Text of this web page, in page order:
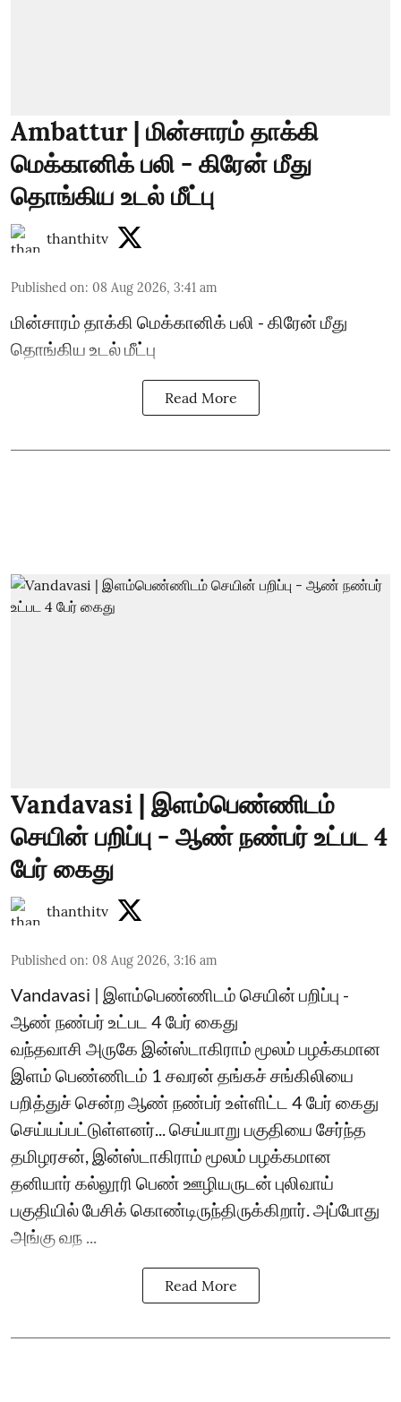
Ambattur | மின்சாரம் தாக்கி
மெக்கானிக் பலி - கிரேன் மீது
தொங்கிய உடல் மீட்பு
thanthitv
Published on: 08 Aug 2026, 3:41 am
மின்சாரம் தாக்கி மெக்கானிக் பலி - கிரேன் மீது
தொங்கிய உடல் மீட்பு
Read More
Vandavasi | இளம்பெண்ணிடம்
செயின் பறிப்பு - ஆண் நண்பர் உட்பட 4
பேர் கைது
thanthitv
Published on: 08 Aug 2026, 3:16 am
Vandavasi | இளம்பெண்ணிடம் செயின் பறிப்பு -
ஆண் நண்பர் உட்பட 4 பேர் கைது
வந்தவாசி அருகே இன்ஸ்டாகிராம் மூலம் பழக்கமான
இளம் பெண்ணிடம் 1 சவரன் தங்கச் சங்கிலியை
பறித்துச் சென்ற ஆண் நண்பர் உள்ளிட்ட 4 பேர் கைது
செய்யப்பட்டுள்ளனர்... செய்யாறு பகுதியை சேர்ந்த
தமிழரசன், இன்ஸ்டாகிராம் மூலம் பழக்கமான
தனியார் கல்லூரி பெண் ஊழியருடன் புலிவாய்
பகுதியில் பேசிக் கொண்டிருந்திருக்கிறார். அப்போது
அங்கு வந ...
Read More